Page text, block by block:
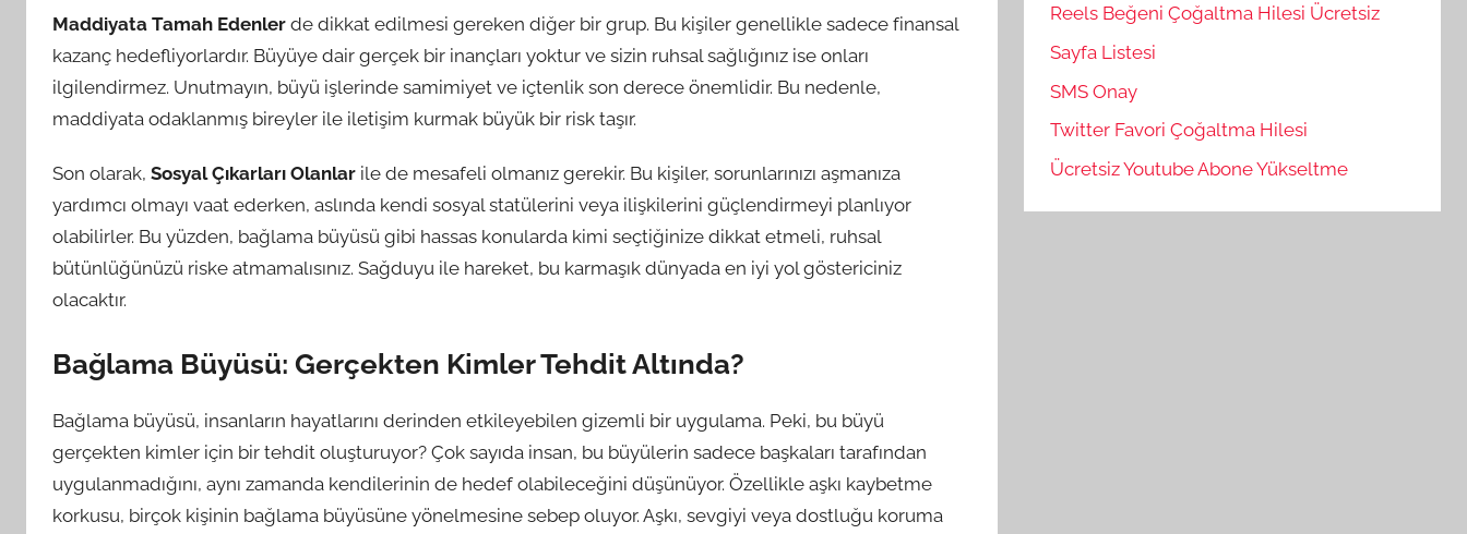
Maddiyata Tamah Edenler de dikkat edilmesi gereken diğer bir grup. Bu kişiler genellikle sadece finansal
kazanç hedefliyorlardır. Büyüye dair gerçek bir inançları yoktur ve sizin ruhsal sağlığınız ise onları
ilgilendirmez. Unutmayın, büyü işlerinde samimiyet ve içtenlik son derece önemlidir. Bu nedenle,
maddiyata odaklanmış bireyler ile iletişim kurmak büyük bir risk taşır.
Son olarak, Sosyal Çıkarları Olanlar ile de mesafeli olmanız gerekir. Bu kişiler, sorunlarınızı aşmanıza
yardımcı olmayı vaat ederken, aslında kendi sosyal statülerini veya ilişkilerini güçlendirmeyi planlıyor
olabilirler. Bu yüzden, bağlama büyüsü gibi hassas konularda kimi seçtiğinize dikkat etmeli, ruhsal
bütünlüğünüzü riske atmamalısınız. Sağduyu ile hareket, bu karmaşık dünyada en iyi yol göstericiniz
olacaktır.
Bağlama Büyüsü: Gerçekten Kimler Tehdit Altında?
Bağlama büyüsü, insanların hayatlarını derinden etkileyebilen gizemli bir uygulama. Peki, bu büyü
gerçekten kimler için bir tehdit oluşturuyor? Çok sayıda insan, bu büyülerin sadece başkaları tarafından
uygulanmadığını, aynı zamanda kendilerinin de hedef olabileceğini düşünüyor. Özellikle aşkı kaybetme
korkusu, birçok kişinin bağlama büyüsüne yönelmesine sebep oluyor. Aşkı, sevgiyi veya dostluğu koruma
Reels Beğeni Çoğaltma Hilesi Ücretsiz
Sayfa Listesi
SMS Onay
Twitter Favori Çoğaltma Hilesi
Ücretsiz Youtube Abone Yükseltme